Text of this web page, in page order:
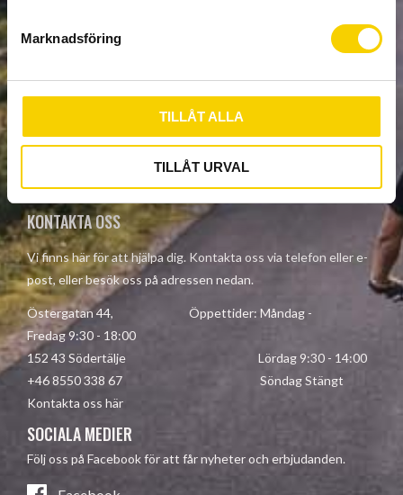
s
v
a
l
Marknadsföring
TILLÅT ALLA
TILLÅT URVAL
PRENUMERERA
Dina personuppgifter behandlas i enlighet med vår
integritetspolicy.
KONTAKTA OSS
Vi finns här för att hjälpa dig. Kontakta oss via telefon eller e-
post, eller besök oss på adressen nedan.
Östergatan 44, Öppettider: Måndag -
Fredag 9:30 - 18:00
152 43 Södertälje Lördag 9:30 - 14:00
+46 8550 338 67 Söndag Stängt
Kontakta oss här
SOCIALA MEDIER
Följ oss på Facebook för att får nyheter och erbjudanden.